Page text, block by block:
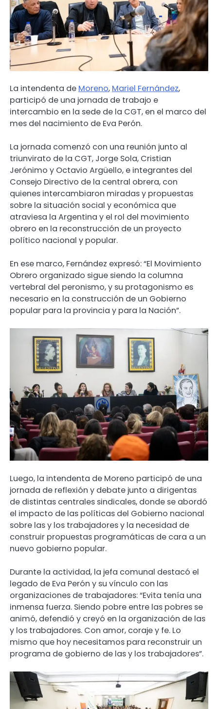
La intendenta de Moreno, Mariel Fernández,
participó de una jornada de trabajo e
intercambio en la sede de la CGT, en el marco del
mes del nacimiento de Eva Perón.
La jornada comenzó con una reunión junto al
triunvirato de la CGT, Jorge Sola, Cristian
Jerónimo y Octavio Argüello, e integrantes del
Consejo Directivo de la central obrera, con
quienes intercambiaron miradas y propuestas
sobre la situación social y económica que
atraviesa la Argentina y el rol del movimiento
obrero en la reconstrucción de un proyecto
político nacional y popular.
En ese marco, Fernández expresó: “El Movimiento
Obrero organizado sigue siendo la columna
vertebral del peronismo, y su protagonismo es
necesario en la construcción de un Gobierno
popular para la provincia y para la Nación”.
Luego, la intendenta de Moreno participó de una
jornada de reflexión y debate junto a dirigentas
de distintas centrales sindicales, donde se abordó
el impacto de las políticas del Gobierno nacional
sobre las y los trabajadores y la necesidad de
construir propuestas programáticas de cara a un
nuevo gobierno popular.
Durante la actividad, la jefa comunal destacó el
legado de Eva Perón y su vínculo con las
organizaciones de trabajadores: “Evita tenía una
inmensa fuerza. Siendo pobre entre las pobres se
animó, defendió y creyó en la organización de las
y los trabajadores. Con amor, coraje y fe. Lo
mismo que hoy necesitamos para reconstruir un
programa de gobierno de las y los trabajadores”.